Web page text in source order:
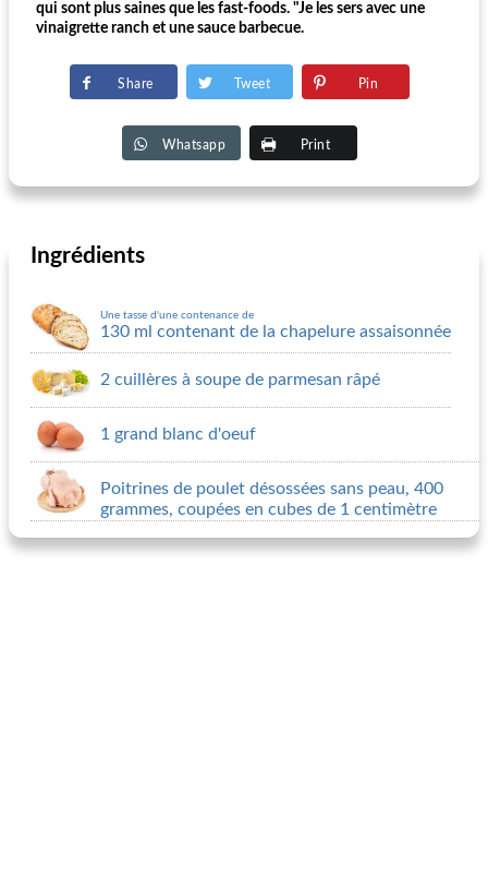
qui sont plus saines que les fast-foods. "Je les sers avec une
vinaigrette ranch et une sauce barbecue.
Share Tweet Pin
Whatsapp Print
Ingrédients
Une tasse d'une contenance de
130 ml contenant de la chapelure assaisonnée
2 cuillères à soupe de parmesan râpé
1 grand blanc d'oeuf
Poitrines de poulet désossées sans peau, 400
grammes, coupées en cubes de 1 centimètre